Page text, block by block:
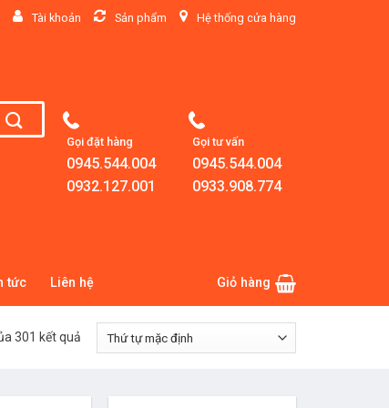
Tài khoản Sản phẩm Hệ thống cửa hàng
Gọi đặt hàng
0945.544.004
0932.127.001
Gọi tư vấn
0945.544.004
0933.908.774
tức Liên hệ Giỏ hàng
301 kết quả